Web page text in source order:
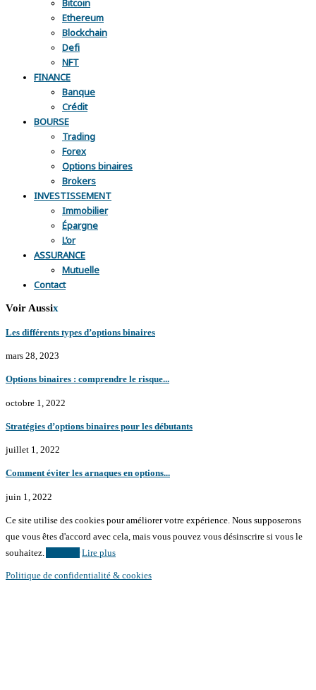
Ethereum
Blockchain
Defi
NFT
FINANCE
Banque
Crédit
BOURSE
Trading
Forex
Options binaires
Brokers
INVESTISSEMENT
Immobilier
Épargne
L’or
ASSURANCE
Mutuelle
Contact
Voir Aussix
Les différents types d’options binaires
mars 28, 2023
Options binaires : comprendre le risque...
octobre 1, 2022
Stratégies d’options binaires pour les débutants
juillet 1, 2022
Comment éviter les arnaques en options...
juin 1, 2022
Ce site utilise des cookies pour améliorer votre expérience. Nous supposerons
que vous êtes d'accord avec cela, mais vous pouvez vous désinscrire si vous le
souhaitez.
Lire plus
Politique de confidentialité & cookies